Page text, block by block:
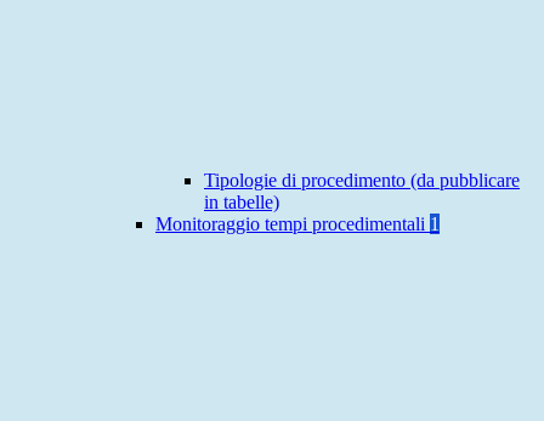
Tipologie di procedimento (da pubblicare
in tabelle)
Monitoraggio tempi procedimentali 1